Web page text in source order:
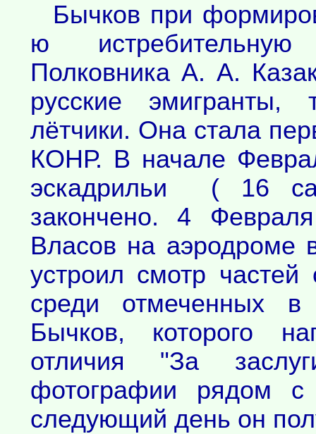
Бычков при
ю
Полковника А. А.
русские
лётчики. Она стала
КОНР. В начале
эскадрильи ( 16
закончено. 4
Власов на
устроил смотр
среди отмеченных
Бычков, которого
отличия "За
фотографии рядом
следующий день он